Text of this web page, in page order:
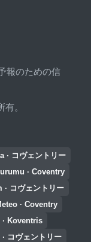
報のための信
。
· コヴェントリー
· Coventry
· コヴェントリー
· Coventry
· Koventris
コヴェントリー